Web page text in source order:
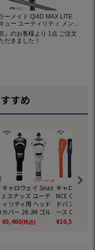
すめ
キャロウェイ Snaz
z スナッズ ユーテ
ィリティ用 ヘッド
カバー 26 JM ゴル
フ Callaway 2026
年モデル 日本正規
¥5,460(税込)
キャロウェイ
NCE CLUB
ドバンス ク
ース
6年モデル 日
¥10,560